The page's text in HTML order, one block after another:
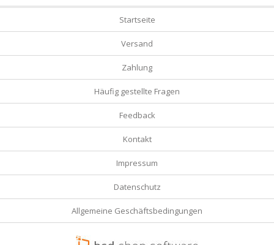
Startseite
Versand
Zahlung
Häufig gestellte Fragen
Feedback
Kontakt
Impressum
Datenschutz
Allgemeine Geschäftsbedingungen